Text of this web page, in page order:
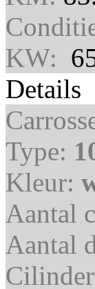
KW:
Details
Type:
Kleur:
Aantal
Aantal